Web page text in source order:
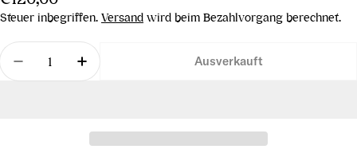
Preis
Steuer inbegriffen. Versand wird beim Bezahlvorgang berechnet.
Menge
Menge für Quetschbecher klein 6er Karton
Menge für Quetschbecher klein 6er
Ausverkauft